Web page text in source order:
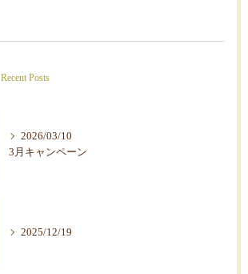
Recent Posts
2026/03/10
3月キャンペーン
2025/12/19